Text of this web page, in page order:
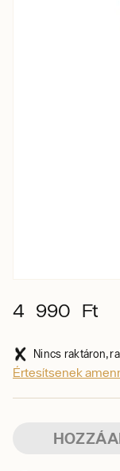
4 990 Ft
Nincs raktáron,
Értesítsenek